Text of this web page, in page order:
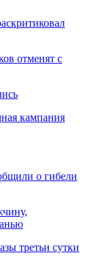
отменят с
кампания
о гибели
третьи сутки